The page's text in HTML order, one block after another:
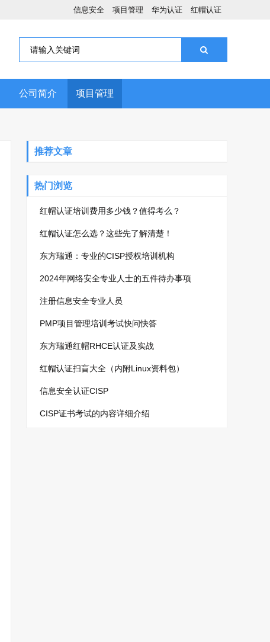
信息安全 项目管理 华为认证 红帽认证
公司简介 项目管理
推荐文章
热门浏览
红帽认证培训费用多少钱？值得考么？
红帽认证怎么选？这些先了解清楚！
东方瑞通：专业的CISP授权培训机构
2024年网络安全专业人士的五件待办事项
注册信息安全专业人员
PMP项目管理培训考试快问快答
东方瑞通红帽RHCE认证及实战
红帽认证扫盲大全（内附Linux资料包）
信息安全认证CISP
CISP证书考试的内容详细介绍